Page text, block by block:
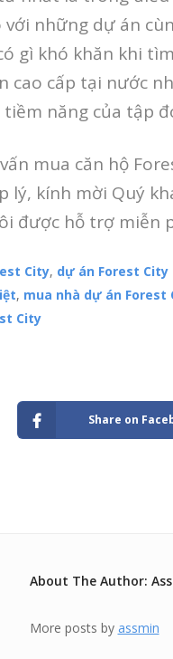
những dự án
gì khó khăn khi
cao cấp tại nước
năng của tập
mua căn hộ
lý, kính mời Quý
được hỗ trợ miễn
City, dự án Forest City
, mua nhà dự án Forest
City
Share on
About The Author:
More posts by assmin